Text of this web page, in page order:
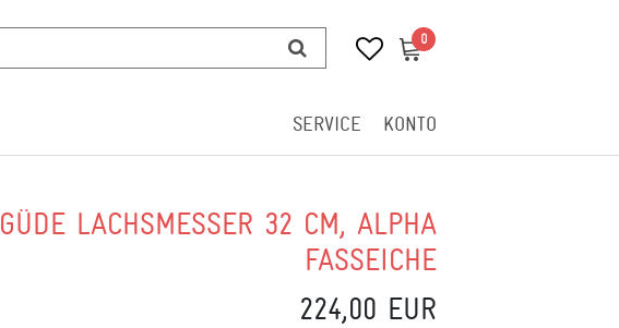
0 0
SERVICE KONTO
GÜDE LACHSMESSER 32 CM, ALPHA
FASSEICHE
224,00 EUR